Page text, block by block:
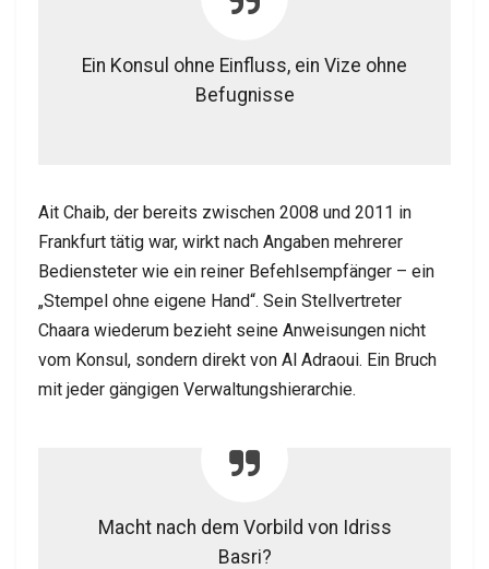
Ein Konsul ohne Einfluss, ein Vize ohne
Befugnisse
Ait Chaib, der bereits zwischen 2008 und 2011 in
Frankfurt tätig war, wirkt nach Angaben mehrerer
Bediensteter wie ein reiner Befehlsempfänger – ein
„Stempel ohne eigene Hand“. Sein Stellvertreter
Chaara wiederum bezieht seine Anweisungen nicht
vom Konsul, sondern direkt von Al Adraoui. Ein Bruch
mit jeder gängigen Verwaltungshierarchie.
Macht nach dem Vorbild von Idriss
Basri?